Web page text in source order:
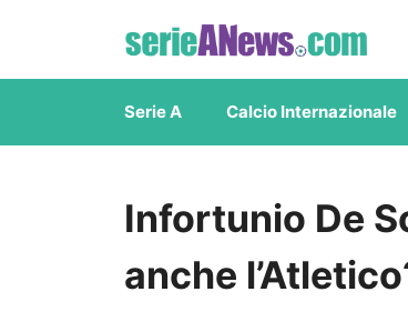
contenuto
Serie A Calcio Internazionale
Infortunio De
anche